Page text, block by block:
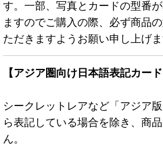
す。一部、写真とカードの型番
ますのでご購入の際、必ず商品
ただきますようお願い申し上げま
【アジア圏向け日本語表記カード
シークレットレアなど「アジア
ら表記している場合を除き、商
ん。